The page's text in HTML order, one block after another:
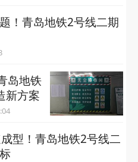
！青岛地铁2号线二期
岛地铁
新方案
型！青岛地铁2号线二